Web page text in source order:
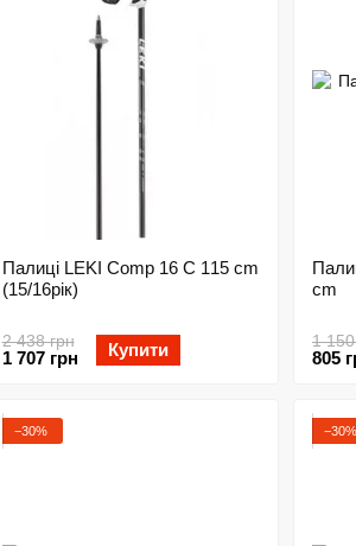
Палиці LEKI Comp 16 C 115 cm
(15/16рік)
2 438 грн
1 707 грн Купити
cm
1
805
−30% −30%